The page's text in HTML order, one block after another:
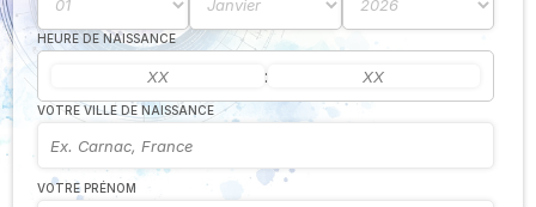
HEURE DE NAISSANCE
:
VOTRE VILLE DE NAISSANCE
VOTRE PRÉNOM